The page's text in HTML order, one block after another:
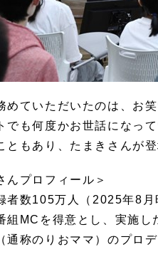
めていただいたのは、お
でも何度かお世話になって
ともあり、たまきさんが
んプロフィール＞
者数105万人（2025年8
組MCを得意とし、実施
通称のりおママ）のプロ